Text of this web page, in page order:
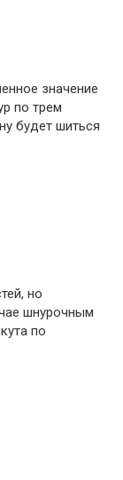
значение
по трем
будет шиться
но
шнурочным
по